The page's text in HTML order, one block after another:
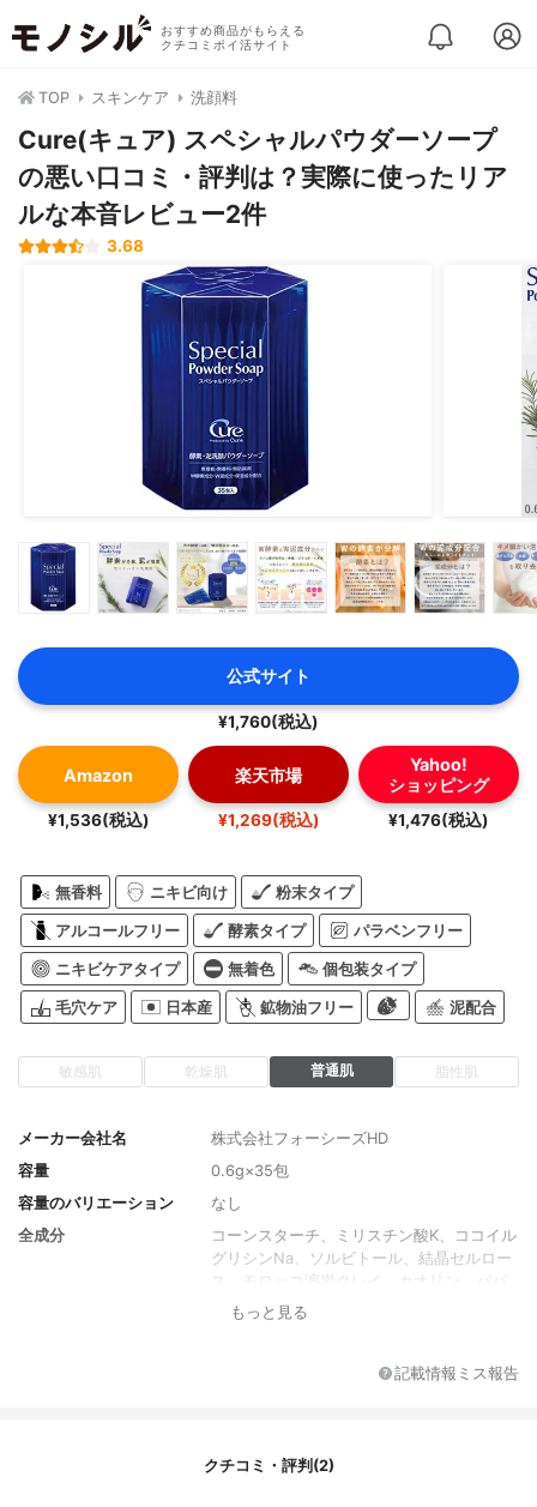
おすすめ商品がもらえる
クチコミポイ活サイト
TOP スキンケア 洗顔料
Cure(キュア) スペシャルパウダーソープ
の悪い口コミ・評判は？実際に使ったリア
ルな本音レビュー2件
3.68
公式サイト
¥1,760(税込)
Amazon
¥1,536(税込)
楽天市場
¥1,269(税込)
Yahoo!
ショッピング
¥1,476(税込)
無香料 ニキビ向け 粉末タイプ
アルコールフリー 酵素タイプ パラベンフリー
ニキビケアタイプ 無着色 個包装タイプ
毛穴ケア 日本産 鉱物油フリー 泥配合
敏感肌 乾燥肌 普通肌 脂性肌
メーカー会社名
株式会社フォーシーズHD
容量
0.6g×35包
容量のバリエーション
なし
全成分
コーンスターチ、ミリスチン酸K、ココイル
グリシンNa、ソルビトール、結晶セルロー
ス、モロッコ溶岩クレイ、カオリン、パパ
イン、リパーゼ、ヒアルロン酸Na、ホホバ
ン、シリカ、グリシルグリシン、水、PPG-
もっと見る
記載情報ミス報告
クチコミ・評判(2)